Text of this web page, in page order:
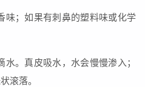
味；如果有刺鼻的塑料味或化学
水。真皮吸水，水会慢慢渗入；
滚落。